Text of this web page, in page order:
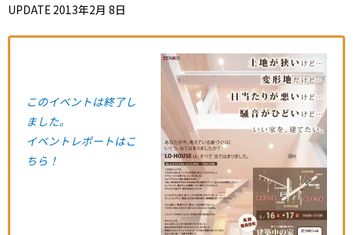
UPDATE 2013年2月 8日
このイベントは終了し
ました。
イベントレポートはこ
ちら！